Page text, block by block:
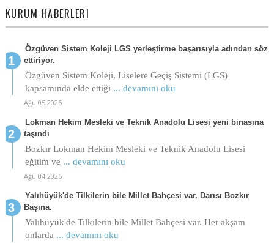
KURUM HABERLERI
Özgüven Sistem Koleji LGS yerleştirme başarısıyla adından söz
ettiriyor.
Özgüven Sistem Koleji, Liselere Geçiş Sistemi (LGS)
kapsamında elde ettiği ... devamını oku
Ağu 05 2026
Lokman Hekim Mesleki ve Teknik Anadolu Lisesi yeni binasına
taşındı
Bozkır Lokman Hekim Mesleki ve Teknik Anadolu Lisesi
eğitim ve ... devamını oku
Ağu 04 2026
Yalıhüyük'de Tilkilerin bile Millet Bahçesi var. Darısı Bozkır
Başına.
Yalıhüyük'de Tilkilerin bile Millet Bahçesi var. Her akşam
onlarda ... devamını oku